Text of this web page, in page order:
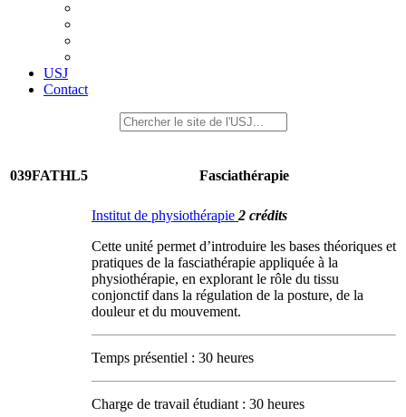
USJ
Contact
039FATHL5 Fasciathérapie
Institut de physiothérapie 2 crédits
Cette unité permet d’introduire les bases théoriques et
pratiques de la fasciathérapie appliquée à la
physiothérapie, en explorant le rôle du tissu
conjonctif dans la régulation de la posture, de la
douleur et du mouvement.
Temps présentiel : 30 heures
Charge de travail étudiant : 30 heures